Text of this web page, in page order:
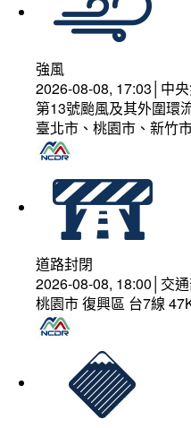
強風
2026-08-08, 17:03│中
第13號颱風及其外圍環
臺北市、桃園市、新竹
道路封閉
2026-08-08, 18:00│交
桃園市 復興區 台7線